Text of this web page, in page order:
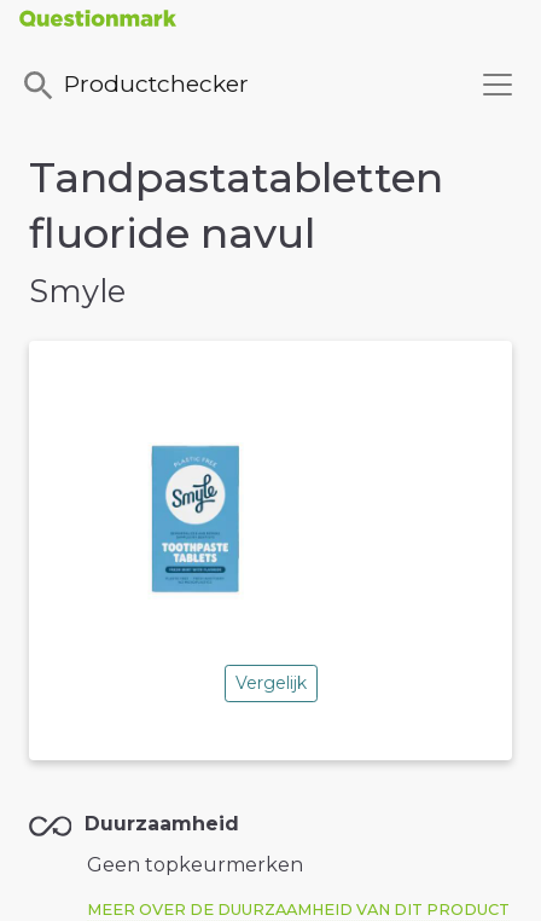
Productchecker
Tandpastatabletten
fluoride navul
Smyle
Vergelijk
Duurzaamheid
Geen topkeurmerken
MEER OVER DE DUURZAAMHEID VAN DIT PRODUCT